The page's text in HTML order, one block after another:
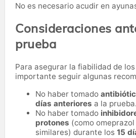
No es necesario acudir en
Consideraciones
prueba
Para asegurar la fiabilidad de
importante seguir algunas
No haber tomado
días anteriores a la prueba.
No haber tomado
protones (como
similares) durante los 15